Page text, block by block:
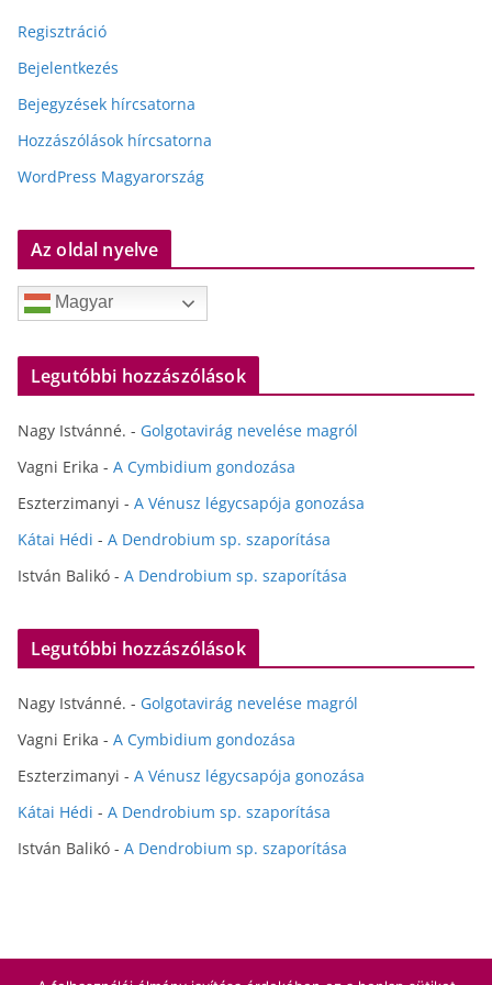
Regisztráció
Bejelentkezés
Bejegyzések hírcsatorna
Hozzászólások hírcsatorna
WordPress Magyarország
Az oldal nyelve
Magyar
Legutóbbi hozzászólások
Nagy Istvánné. - Golgotavirág nevelése magról
Vagni Erika - A Cymbidium gondozása
Eszterzimanyi - A Vénusz légycsapója gonozása
Kátai Hédi - A Dendrobium sp. szaporítása
István Balikó - A Dendrobium sp. szaporítása
Legutóbbi hozzászólások
Nagy Istvánné. - Golgotavirág nevelése magról
Vagni Erika - A Cymbidium gondozása
Eszterzimanyi - A Vénusz légycsapója gonozása
Kátai Hédi - A Dendrobium sp. szaporítása
István Balikó - A Dendrobium sp. szaporítása